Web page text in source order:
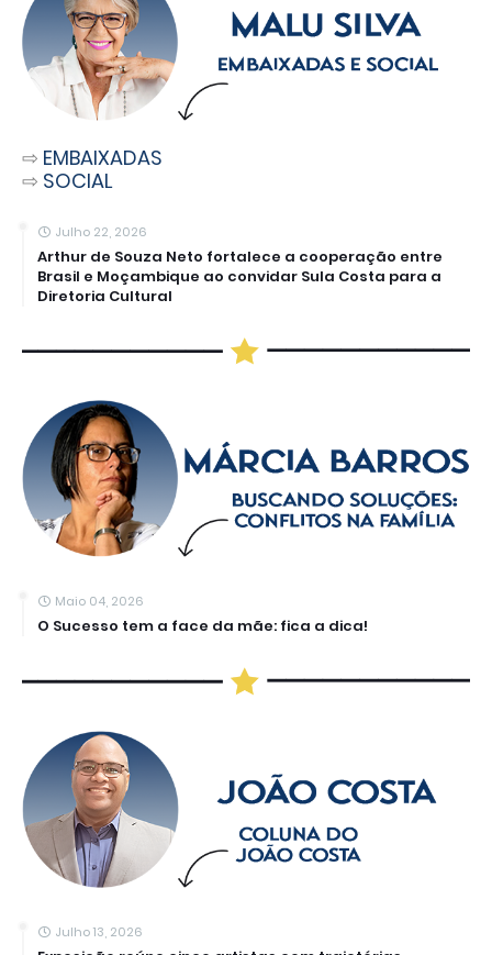
⇨ EMBAIXADAS
⇨ SOCIAL
Julho 22, 2026
Arthur de Souza Neto fortalece a cooperação entre
Brasil e Moçambique ao convidar Sula Costa para a
Diretoria Cultural
Maio 04, 2026
O Sucesso tem a face da mãe: fica a dica!
Julho 13, 2026